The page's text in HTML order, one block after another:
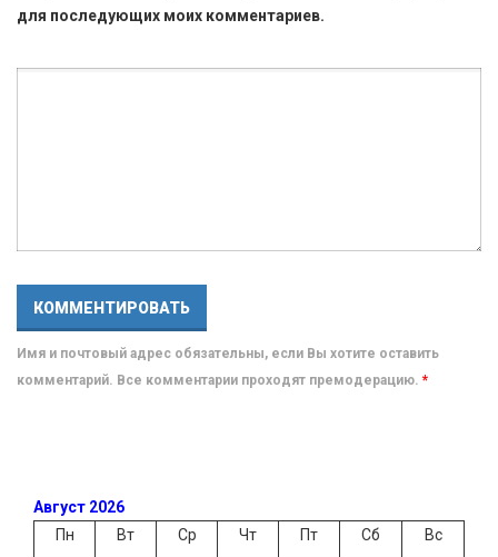
для последующих моих комментариев.
Имя и почтовый адрес обязательны, если Вы хотите оставить
комментарий. Все комментарии проходят премодерацию. *
Август 2026
Пн
Вт Ср Чт Пт Сб Вс